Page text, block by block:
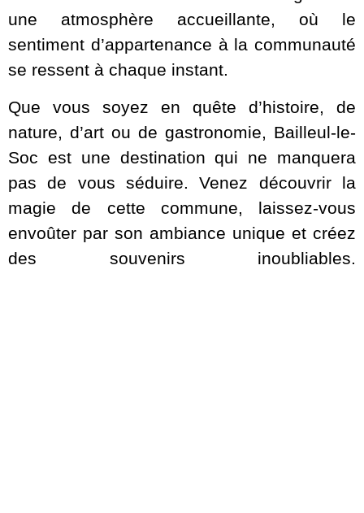
une atmosphère accueillante, où le
sentiment d’appartenance à la communauté
se ressent à chaque instant.
Que vous soyez en quête d’histoire, de
nature, d’art ou de gastronomie, Bailleul-le-
Soc est une destination qui ne manquera
pas de vous séduire. Venez découvrir la
magie de cette commune, laissez-vous
envoûter par son ambiance unique et créez
des souvenirs inoubliables.